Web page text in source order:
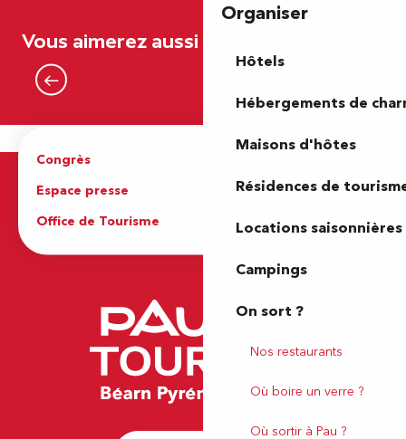
Organiser
Hôtels
Hébergements de
Maisons d'hôtes
Résidences de
Locations saisonnières
Campings
On sort ?
Nos restaurants
Où boire un verre ?
Où sortir à Pau ?
Vous aimerez aussi
Hestiv’Oc
Lire la suite
Congrès
Espace presse
Brochures
Office de Tourisme